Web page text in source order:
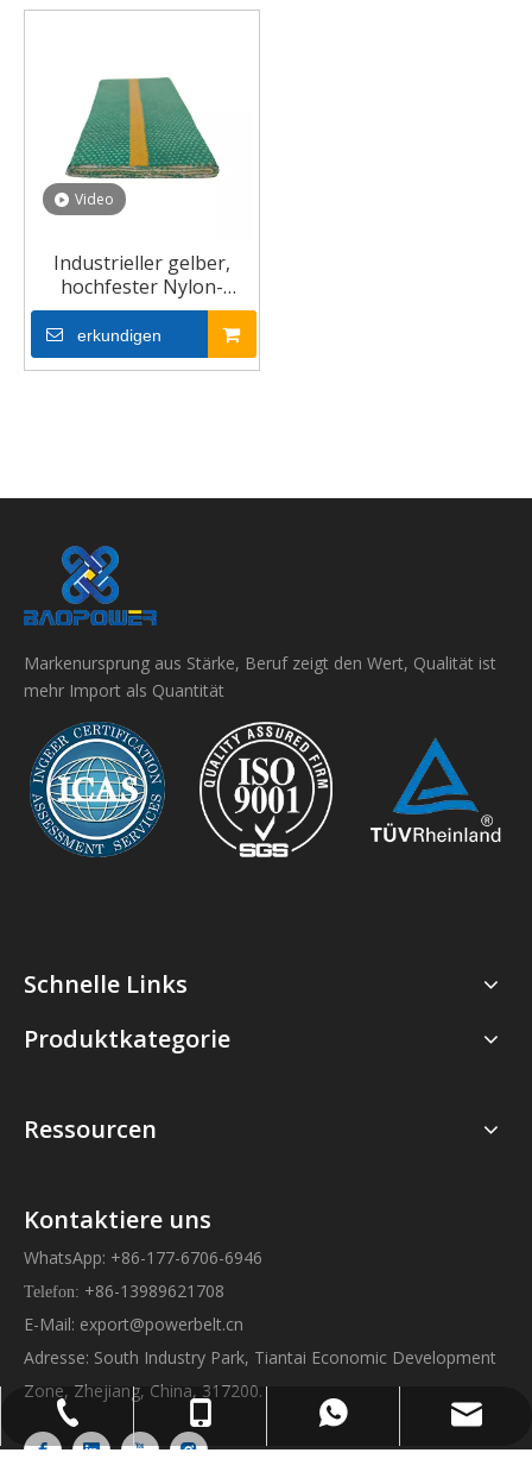
Video
Industrieller gelber,
hochfester Nylon-
Antriebsriemen
erkundigen
Markenursprung aus Stärke, Beruf zeigt den Wert, Qualität ist
mehr Import als Quantität
Schnelle Links
Produktkategorie
Ressourcen
+86-8393-8618
+86-13989621708
+86-177-6706-6946
export@powerbelt.cn
Kontaktiere uns
WhatsApp: +86-177-6706-6946
Telefon: +86-13989621708
E-Mail: export@powerbelt.cn
Adresse: South Industry Park, Tiantai Economic Development
Zone, Zhejiang, China, 317200.